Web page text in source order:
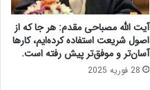
آیت الله مصباحی مقدم: هر جا که از
اصول شریعت استفاده کرده‌ایم، کارها
آسان‌تر و موفق‌تر پیش رفته است.
28 فوریه 2025